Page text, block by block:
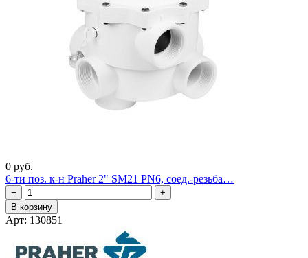
0 руб.
6-ти поз. к-н Praher 2" SM21 PN6, соед.-резьба…
−
+
В корзину
Арт: 130851